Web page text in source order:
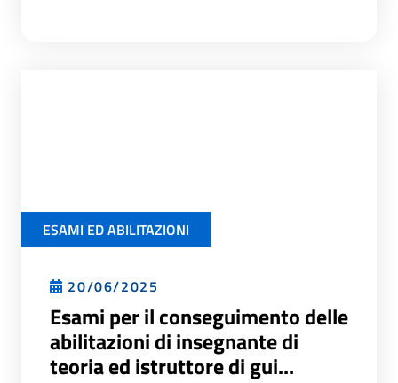
ESAMI ED ABILITAZIONI
20/06/2025
Esami per il conseguimento delle
abilitazioni di insegnante di
teoria ed istruttore di gui...